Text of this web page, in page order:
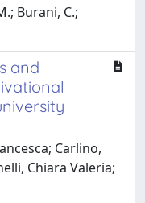
Burani, C.;
and
Carlino,
Chiara Valeria;